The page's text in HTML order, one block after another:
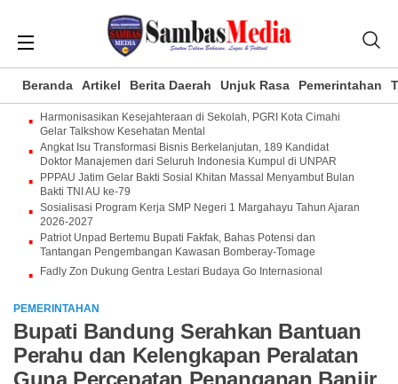
Beranda Artikel Berita Daerah Unjuk Rasa Pemerintahan
Harmonisasikan Kesejahteraan di Sekolah, PGRI Kota Cimahi
Gelar Talkshow Kesehatan Mental
Angkat Isu Transformasi Bisnis Berkelanjutan, 189 Kandidat
Doktor Manajemen dari Seluruh Indonesia Kumpul di UNPAR
PPPAU Jatim Gelar Bakti Sosial Khitan Massal Menyambut Bulan
Bakti TNI AU ke-79
Sosialisasi Program Kerja SMP Negeri 1 Margahayu Tahun Ajaran
2026-2027
Patriot Unpad Bertemu Bupati Fakfak, Bahas Potensi dan
Tantangan Pengembangan Kawasan Bomberay-Tomage
Fadly Zon Dukung Gentra Lestari Budaya Go Internasional
PEMERINTAHAN
Bupati Bandung Serahkan Bantuan
Perahu dan Kelengkapan Peralatan
Guna Percepatan Penanganan Banjir